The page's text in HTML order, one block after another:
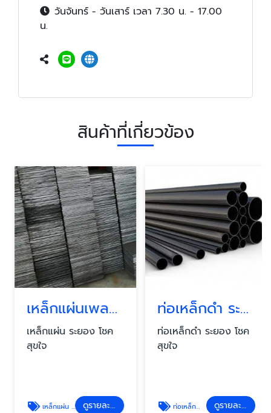
วันจันทร์ - วันเสาร์ เวลา 7.30 น. - 17.00
น.
สินค้าที่เกี่ยวข้อง
เหล็กแผ่นเพลท ระยอง
เหล็กแผ่น ระยอง โชค
สุขใจ
เหล็กแผ่น ระยอง ดูรายละเอียด
ท่อเหล็กดำ ระยอง
ท่อเหล็กดำ ระยอง โชค
สุขใจ
ท่อเหล็กดำ ระยอง ดูรายละเอียด